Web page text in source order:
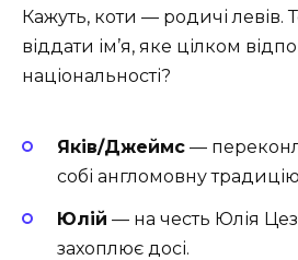
Кажуть, коти — родичі левів.
віддати ім’я, яке цілком
національності?
Яків/Джеймс —
собі англомовну традицію
Юлій — на честь Юлія
захоплює досі.